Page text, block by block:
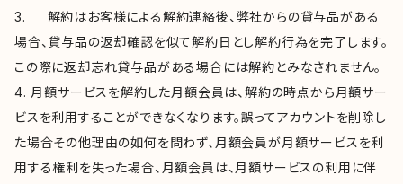
3. 解約はお客様による解約連絡後、弊社からの貸与品がある
場合、貸与品の返却確認を似て解約日とし解約行為を完了します。
この際に返却忘れ貸与品がある場合には解約とみなされません。
4. 月額サービスを解約した月額会員は、解約の時点から月額サー
ビスを利用することができなくなります。誤ってアカウントを削除し
た場合その他理由の如何を問わず、月額会員が月額サービスを利
用する権利を失った場合、月額会員は、月額サービスの利用に伴